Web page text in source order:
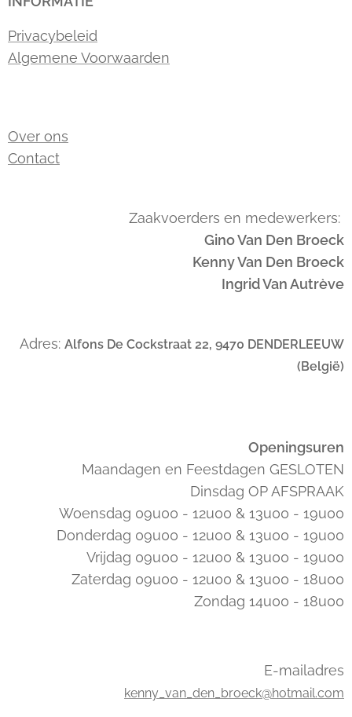
Privacybeleid
Algemene Voorwaarden
Over ons
Contact
Zaakvoerders en medewerkers:
Gino Van Den Broeck
Kenny Van Den Broeck
Ingrid Van Autrève
Adres: Alfons De Cockstraat 22, 9470 DENDERLEEUW
(België)
Openingsuren
Maandagen en Feestdagen GESLOTEN
Dinsdag OP AFSPRAAK
Woensdag 09u00 - 12u00 & 13u00 - 19u00
Donderdag 09u00 - 12u00 & 13u00 - 19u00
Vrijdag 09u00 - 12u00 & 13u00 - 19u00
Zaterdag 09u00 - 12u00 & 13u00 - 18u00
Zondag 14u00 - 18u00
E-mailadres
kenny_van_den_broeck@hotmail.com